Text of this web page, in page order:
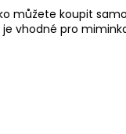
můžete koupit
je vhodné pro